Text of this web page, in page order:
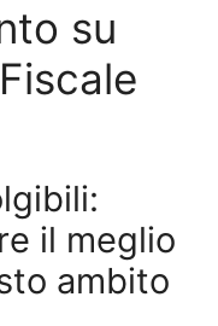
su
il meglio
ambito